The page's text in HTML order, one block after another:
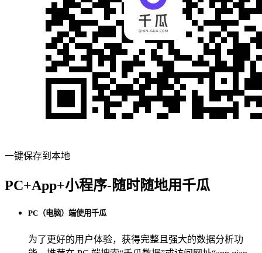
一键保存到本地
PC+App+小程序-随时随地用千瓜
PC（电脑）端使用千瓜
为了更好的用户体验，获得完整且强大的数据分析功